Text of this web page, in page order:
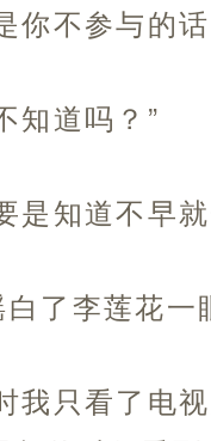
你不参与的
知道吗？”
是知道不早
白了李莲花一
我只看了电